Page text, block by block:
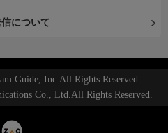
について
Guide, Inc.All Rights Reserved.
Co., Ltd.All Rights Reserved.